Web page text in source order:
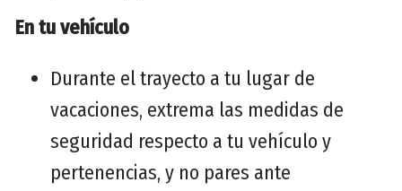
En tu vehículo
Durante el trayecto a tu lugar de
vacaciones, extrema las medidas de
seguridad respecto a tu vehículo y
pertenencias, y no pares ante